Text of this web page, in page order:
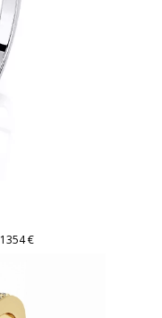
1354 €